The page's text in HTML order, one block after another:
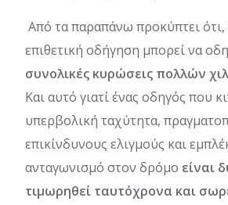
Από τα παραπάνω προκύπτει
επιθετική οδήγηση μπορεί να
συνολικές κυρώσεις πολλών
Και αυτό γιατί ένας οδηγός που
υπερβολική ταχύτητα,
επικίνδυνους ελιγμούς και
ανταγωνισμό στον δρόμο είναι
τιμωρηθεί ταυτόχρονα και